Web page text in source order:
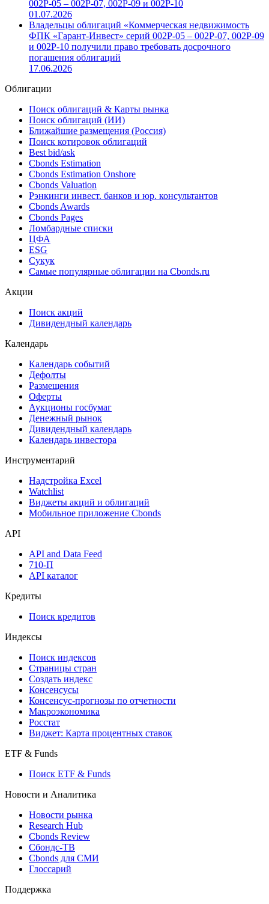
002Р-05 – 002Р-07, 002Р-09 и 002Р-10
01.07.2026
Владельцы облигаций «Коммерческая недвижимость
ФПК «Гарант-Инвест» серий 002Р-05 – 002Р-07, 002Р-09
и 002Р-10 получили право требовать досрочного
погашения облигаций
17.06.2026
Облигации
Поиск облигаций & Карты рынка
Поиск облигаций (ИИ)
Ближайшие размещения (Россия)
Поиск котировок облигаций
Best bid/ask
Cbonds Estimation
Cbonds Estimation Onshore
Cbonds Valuation
Рэнкинги инвест. банков и юр. консультантов
Cbonds Awards
Cbonds Pages
Ломбардные списки
ЦФА
ESG
Сукук
Самые популярные облигации на Cbonds.ru
Акции
Поиск акций
Дивидендный календарь
Календарь
Календарь событий
Дефолты
Размещения
Оферты
Аукционы госбумаг
Денежный рынок
Дивидендный календарь
Календарь инвестора
Инструментарий
Надстройка Excel
Watchlist
Виджеты акций и облигаций
Мобильное приложение Cbonds
API
API and Data Feed
710-П
API каталог
Кредиты
Поиск кредитов
Индексы
Поиск индексов
Страницы стран
Создать индекс
Консенсусы
Консенсус-прогнозы по отчетности
Макроэкономика
Росстат
Виджет: Карта процентных ставок
ETF & Funds
Поиск ETF & Funds
Новости и Аналитика
Новости рынка
Research Hub
Cbonds Review
Сбондс-ТВ
Cbonds для СМИ
Глоссарий
Поддержка